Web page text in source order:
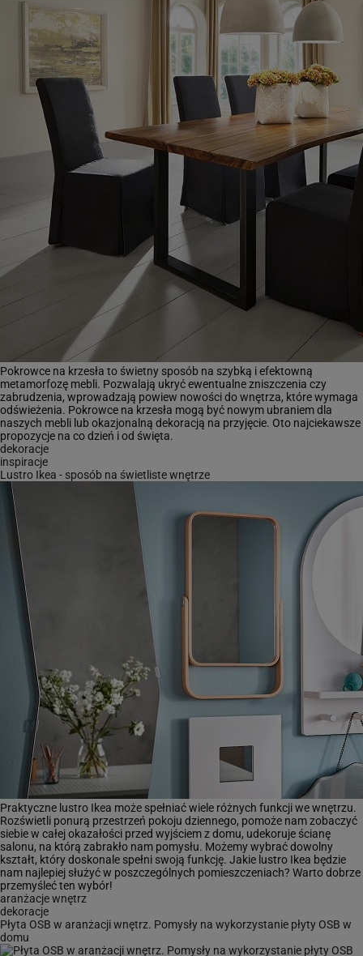
Pokrowce na krzesła to świetny sposób na szybką i efektowną
metamorfozę mebli. Pozwalają ukryć ewentualne zniszczenia czy
zabrudzenia, wprowadzają powiew nowości do wnętrza, które wymaga
odświeżenia. Pokrowce na krzesła mogą być nowym ubraniem dla
naszych mebli lub okazjonalną dekoracją na przyjęcie. Oto najciekawsze
propozycje na co dzień i od święta.
dekoracje
inspiracje
Lustro Ikea - sposób na świetliste wnętrze
Praktyczne lustro Ikea może spełniać wiele różnych funkcji we wnętrzu.
Rozświetli ponurą przestrzeń pokoju dziennego, pomoże nam zobaczyć
siebie w całej okazałości przed wyjściem z domu, udekoruje ścianę
salonu, na którą zabrakło nam pomysłu. Możemy wybrać dowolny
kształt, który doskonale spełni swoją funkcję. Jakie lustro Ikea będzie
nam najlepiej służyć w poszczególnych pomieszczeniach? Warto dobrze
przemyśleć ten wybór!
aranżacje wnętrz
dekoracje
Płyta OSB w aranżacji wnętrz. Pomysły na wykorzystanie płyty OSB w
domu